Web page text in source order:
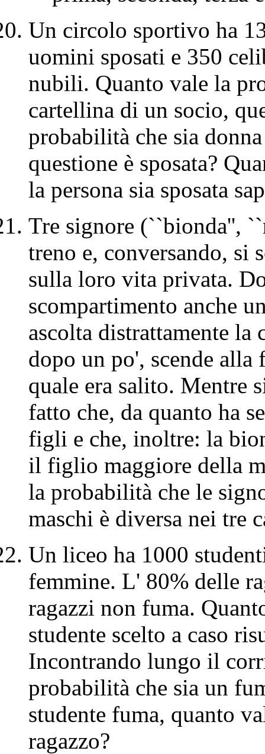
Un circolo sportivo ha
uomini sposati e 350
nubili. Quanto vale la
cartellina di un socio,
probabilità che sia
questione è sposata?
la persona sia sposata
Tre signore (``bionda'',
treno e, conversando, si
sulla loro vita privata.
scompartimento anche
ascolta distrattamente la
dopo un po', scende alla
quale era salito. Mentre
fatto che, da quanto ha
figli e che, inoltre: la
il figlio maggiore della
la probabilità che le
maschi è diversa nei tre
Un liceo ha 1000
femmine. L' 80% delle
ragazzi non fuma.
studente scelto a caso
Incontrando lungo il
probabilità che sia un
studente fuma, quanto
ragazzo?